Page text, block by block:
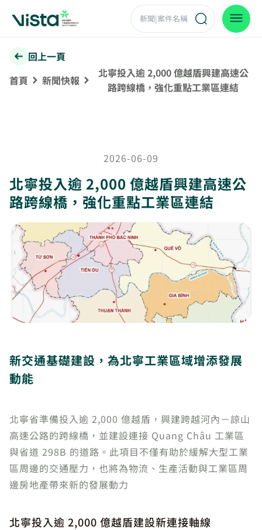
回上一頁
首頁
新聞快報
北寧投入逾 2,000 億越盾興建高速公
路跨線橋，強化重點工業區連結
2026-06-09
北寧投入逾 2,000 億越盾興建高速公
路跨線橋，強化重點工業區連結
新交通基礎建設，為北寧工業區域增添發展
動能
北寧省準備投入逾 2,000 億越盾，興建跨越河內－諒山
高速公路的跨線橋，並建設連接 Quang Châu 工業區
與省道 298B 的道路。此項目不僅有助於緩解大型工業
區周邊的交通壓力，也將為物流、生產活動與工業區周
邊房地產帶來新的發展動力
北寧投入逾 2,000 億越盾建設新連接軸線